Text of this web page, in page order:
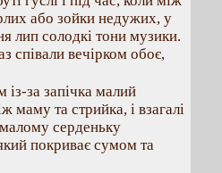
або зойки недужих, у
лип солодкі тони музики.
співали вечірком обоє,
за запічка малий
маму та стрийка, і взагалі
серденьку
покриває сумом та